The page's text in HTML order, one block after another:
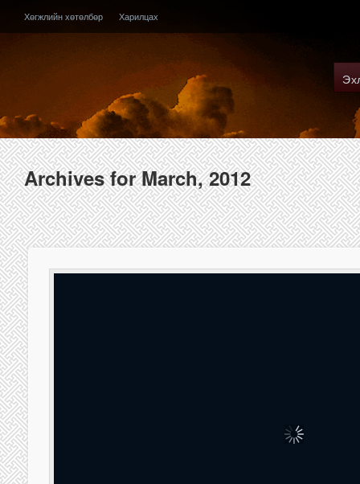
Хөгжлийн хөтөлбөр Харилцах
Archives for March, 2012